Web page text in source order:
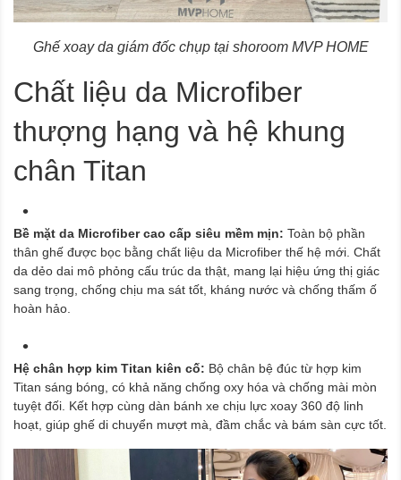
​​​​​​​Ghế xoay da giám đốc chụp tại shoroom MVP HOME
Chất liệu da Microfiber
thượng hạng và hệ khung
chân Titan
Bề mặt da Microfiber cao cấp siêu mềm mịn: Toàn bộ phần
thân ghế được bọc bằng chất liệu da Microfiber thế hệ mới. Chất
da dẻo dai mô phỏng cấu trúc da thật, mang lại hiệu ứng thị giác
sang trọng, chống chịu ma sát tốt, kháng nước và chống thấm ố
hoàn hảo.
Hệ chân hợp kim Titan kiên cố: Bộ chân bệ đúc từ hợp kim
Titan sáng bóng, có khả năng chống oxy hóa và chống mài mòn
tuyệt đối. Kết hợp cùng dàn bánh xe chịu lực xoay 360 độ linh
hoạt, giúp ghế di chuyển mượt mà, đầm chắc và bám sàn cực tốt.